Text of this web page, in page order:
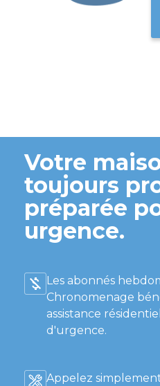
Votre
toujours
préparée
urgence.
Les abonnés
Chronomenage
assistance
d'urgence.
Appelez